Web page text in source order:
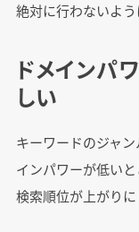
絶対に行わないよう
ドメインパ
しい
キーワードのジャ
インパワーが低い
検索順位が上がりに